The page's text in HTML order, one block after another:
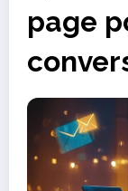
page